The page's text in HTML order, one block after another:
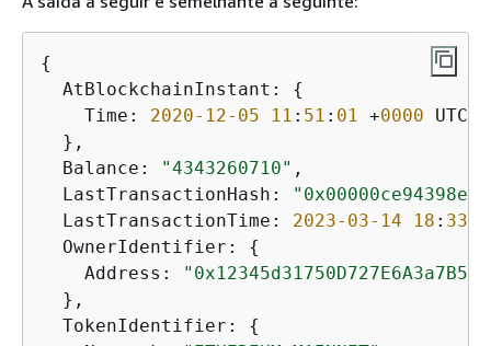
{
  AtBlockchainInstant:
{
    Time:
2020-12-05 11 : 51 : 01 +0000 UTC
  },
  Balance:
"4343260710" ,
  LastTransactionHash:
  LastTransactionTime:
2023-03-14 18 : 33
  OwnerIdentifier:
{
    Address:
  },
  TokenIdentifier:
{